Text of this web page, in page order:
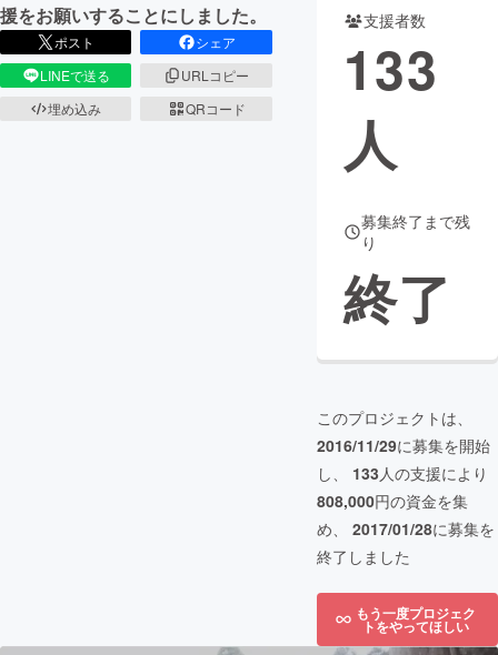
援をお願いすることにしました。
ポスト
シェア
LINEで送る
URLコピー
埋め込み
QRコード
支援者数
133
人
募集終了まで残
り
終了
このプロジェクトは、
2016/11/29に募集を開始
し、 133人の支援により
808,000円の資金を集
め、 2017/01/28に募集を
終了しました
もう一度プロジェク
トをやってほしい